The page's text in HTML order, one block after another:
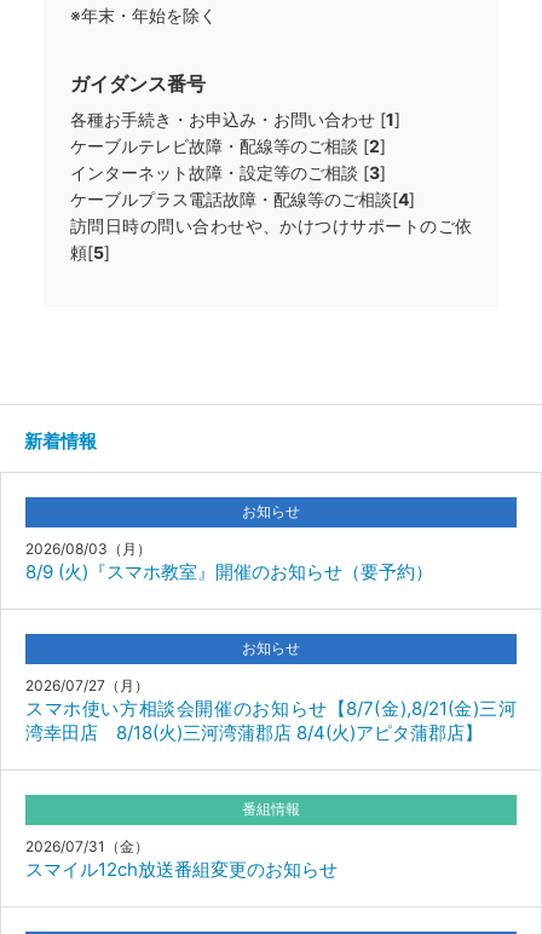
※年末・年始を除く
ガイダンス番号
各種お手続き・お申込み・お問い合わせ [1]
ケーブルテレビ故障・配線等のご相談 [2]
インターネット故障・設定等のご相談 [3]
ケーブルプラス電話故障・配線等のご相談[4]
訪問日時の問い合わせや、かけつけサポートのご依
頼[5]
新着情報
お知らせ
2026/08/03（月）
8/9 (火)『スマホ教室』開催のお知らせ（要予約）
お知らせ
2026/07/27（月）
スマホ使い方相談会開催のお知らせ【8/7(金),8/21(金)三河
湾幸田店 8/18(火)三河湾蒲郡店 8/4(火)アピタ蒲郡店】
番組情報
2026/07/31（金）
スマイル12ch放送番組変更のお知らせ